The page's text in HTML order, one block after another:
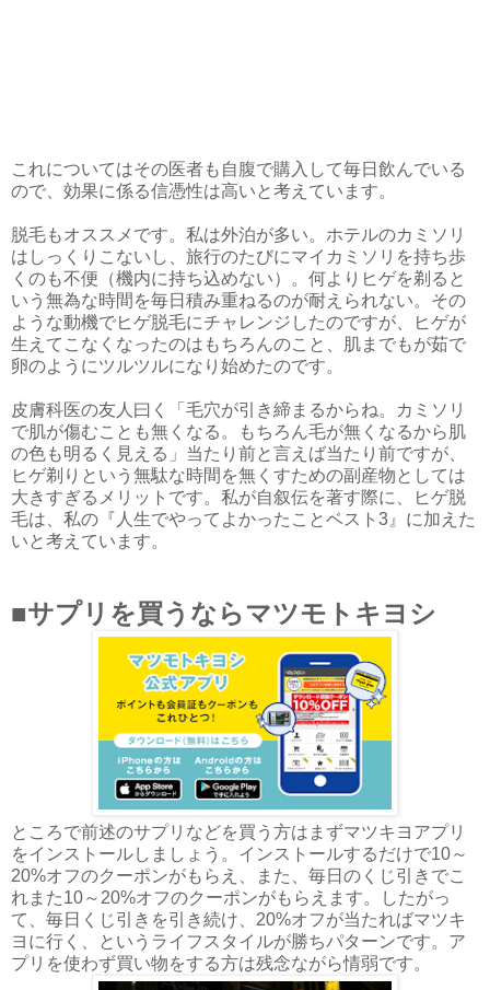
これについてはその医者も自腹で購入して毎日飲んでいる
ので、効果に係る信憑性は高いと考えています。
脱毛もオススメです。私は外泊が多い。ホテルのカミソリ
はしっくりこないし、旅行のたびにマイカミソリを持ち歩
くのも不便（機内に持ち込めない）。何よりヒゲを剃ると
いう無為な時間を毎日積み重ねるのが耐えられない。その
ような動機でヒゲ脱毛にチャレンジしたのですが、ヒゲが
生えてこなくなったのはもちろんのこと、肌までもが茹で
卵のようにツルツルになり始めたのです。
皮膚科医の友人曰く「毛穴が引き締まるからね。カミソリ
で肌が傷むことも無くなる。もちろん毛が無くなるから肌
の色も明るく見える」当たり前と言えば当たり前ですが、
ヒゲ剃りという無駄な時間を無くすための副産物としては
大きすぎるメリットです。私が自叙伝を著す際に、ヒゲ脱
毛は、私の『人生でやってよかったことベスト3』に加えた
いと考えています。
■サプリを買うならマツモトキヨシ
ところで前述のサプリなどを買う方はまずマツキヨアプリ
をインストールしましょう。インストールするだけで10～
20%オフのクーポンがもらえ、また、毎日のくじ引きでこ
れまた10～20%オフのクーポンがもらえます。したがっ
て、毎日くじ引きを引き続け、20%オフが当たればマツキ
ヨに行く、というライフスタイルが勝ちパターンです。ア
プリを使わず買い物をする方は残念ながら情弱です。